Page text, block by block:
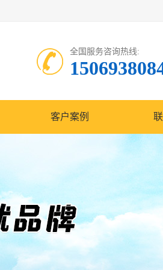
全国服务咨询热线:
客户案例